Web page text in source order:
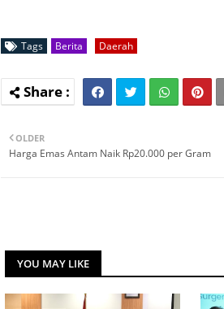
Tags Berita Daerah
OLDER
Harga Emas Antam Naik Rp20.000 per Gram
YOU MAY LIKE